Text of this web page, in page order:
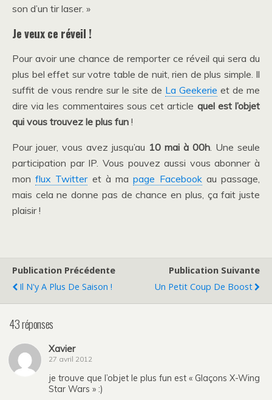
son d’un tir laser. »
Je veux ce réveil !
Pour avoir une chance de remporter ce réveil qui sera du
plus bel effet sur votre table de nuit, rien de plus simple. Il
suffit de vous rendre sur le site de La Geekerie et de me
dire via les commentaires sous cet article quel est l’objet
qui vous trouvez le plus fun !
Pour jouer, vous avez jusqu’au 10 mai à 00h. Une seule
participation par IP. Vous pouvez aussi vous abonner à
monflux Twitteret à mapage Facebookau passage,
mais cela ne donne pas de chance en plus, ça fait juste
plaisir !
Publication Précédente
Il N'y A Plus De Saison !
Publication Suivante
Un Petit Coup De Boost
43 réponses
Xavier
27 avril 2012
je trouve que l’objet le plus fun est « Glaçons X-Wing
Star Wars » :)